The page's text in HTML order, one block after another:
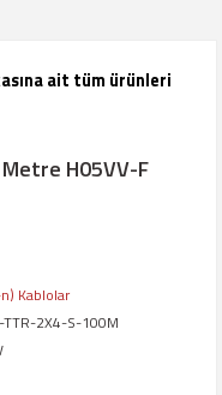
ait tüm ürünleri
H05VV-F
Kablolar
TTR-2X4-S-100M